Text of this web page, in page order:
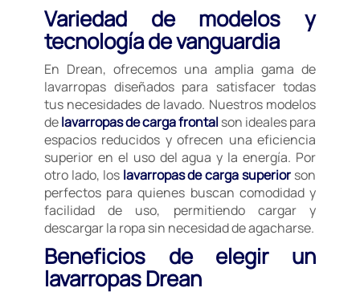
Variedad de modelos y
tecnología de vanguardia
En Drean, ofrecemos una amplia gama de
lavarropas diseñados para satisfacer todas
tus necesidades de lavado. Nuestros modelos
delavarropas de carga frontalson ideales para
espacios reducidos y ofrecen una eficiencia
superior en el uso del agua y la energía. Por
otro lado, los lavarropas de carga superior son
perfectos para quienes buscan comodidad y
facilidad de uso, permitiendo cargar y
descargar la ropa sin necesidad de agacharse.
Beneficios de elegir un
lavarropas Drean